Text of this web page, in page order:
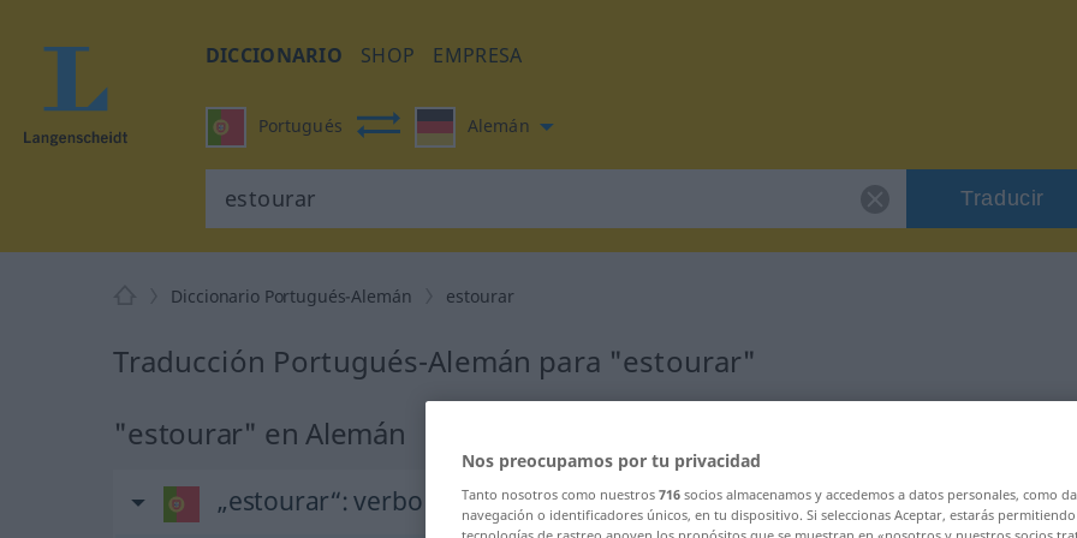
DICCIONARIO SHOP EMPRESA
Portugués Alemán
Traducir
Diccionario Portugués-Alemán estourar
Traducción Portugués-Alemán para "estourar"
"estourar" en Alemán
„estourar“: verbo transitivo
Nos preocupamos por tu privacidad
Tanto nosotros como nuestros 716 socios almacenamos y accedemos a datos personales, como
navegación o identificadores únicos, en tu dispositivo. Si seleccionas Aceptar, estarás
tecnologías de rastreo apoyen los propósitos que se muestran en «nosotros y nuestros socios